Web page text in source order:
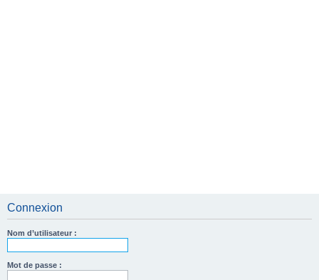
Connexion
Nom d’utilisateur :
Mot de passe :